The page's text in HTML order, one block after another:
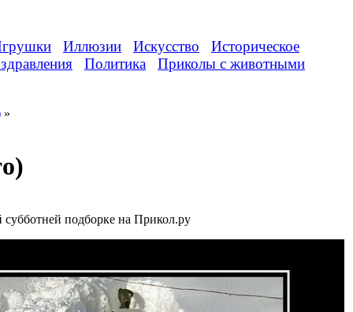
Иллюзии Искусство
Историческое
Политика Приколы с животными
»
подборке на Прикол.ру